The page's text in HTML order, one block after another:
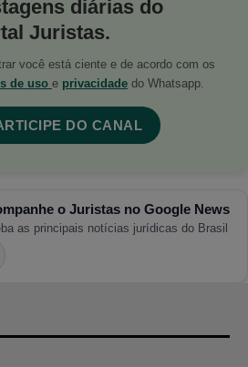
diárias do
Juristas.
você está ciente e de acordo com os
de uso e privacidade do Whatsapp.
DO CANAL
o Juristas no Google News
as principais notícias jurídicas do Brasil